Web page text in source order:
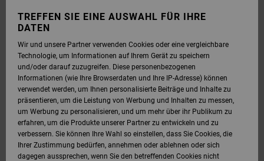
TREFFEN SIE EINE AUSWAHL FÜR IHRE
DATEN
Wir und unsere Partner verwenden Cookies oder eine vergleichbare
Technologie, um Informationen auf Ihrem Gerät zu speichern
und/oder darauf zuzugreifen. Diese personenbezogenen
Informationen (wie Ihre Browserdaten und Ihre IP-Adresse) können
verwendet werden, um Ihnen personalisierte Beiträge und Inhalte zu
präsentieren, um die Leistung von Werbung und Inhalten zu messen,
um Werbung zu personalisieren, und um mehr über ihr Publikum zu
erfahren, um die Produkte unserer Partner zu entwickeln und zu
verbessern. Sie können Ihre Wahl so einstellen, dass Sie Cookies, die
Ihrer Zustimmung bedürfen, annehmen oder ablehnen oder sich
dagegen aussprechen, wenn Sie den betreffenden Cookies nicht